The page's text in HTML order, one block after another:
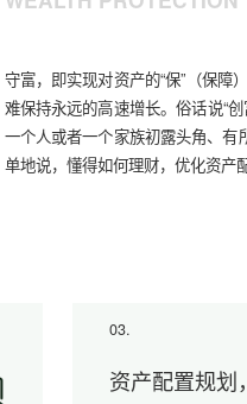
守富，即实现对资产的“保”（保障
难保持永远的高速增长。俗话说“
一个人或者一个家族初露头角、
单地说，懂得如何理财，优化资产
03.
资产配置规划